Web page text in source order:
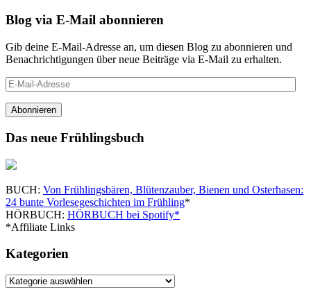
Blog via E-Mail abonnieren
Gib deine E-Mail-Adresse an, um diesen Blog zu abonnieren und
Benachrichtigungen über neue Beiträge via E-Mail zu erhalten.
E-
Mail-
Adresse
Abonnieren
Das neue Frühlingsbuch
BUCH: Von Frühlingsbären, Blütenzauber, Bienen und Osterhasen:
24 bunte Vorlesegeschichten im Frühling*
HÖRBUCH: HÖRBUCH bei Spotify*
*Affiliate Links
Kategorien
Kategorien